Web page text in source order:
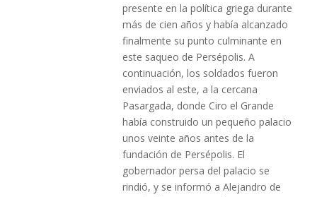
presente en la política griega durante
más de cien años y había alcanzado
finalmente su punto culminante en
este saqueo de Persépolis. A
continuación, los soldados fueron
enviados al este, a la cercana
Pasargada, donde Ciro el Grande
había construido un pequeño palacio
unos veinte años antes de la
fundación de Persépolis. El
gobernador persa del palacio se
rindió, y se informó a Alejandro de